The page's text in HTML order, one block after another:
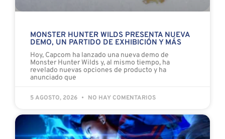
MONSTER HUNTER WILDS PRESENTA NUEVA
DEMO, UN PARTIDO DE EXHIBICIÓN Y MÁS
Hoy, Capcom ha lanzado una nueva demo de
Monster Hunter Wilds y, al mismo tiempo, ha
revelado nuevas opciones de producto y ha
anunciado que
5 AGOSTO, 2026 NO HAY COMENTARIOS